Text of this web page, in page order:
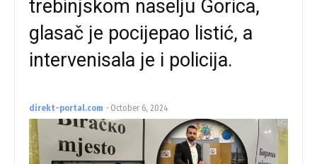
trebinjskom naselju Gorica,
glasač je pocijepao listić, a
intervenisala je i policija.
direkt-portal.com - October 6, 2024